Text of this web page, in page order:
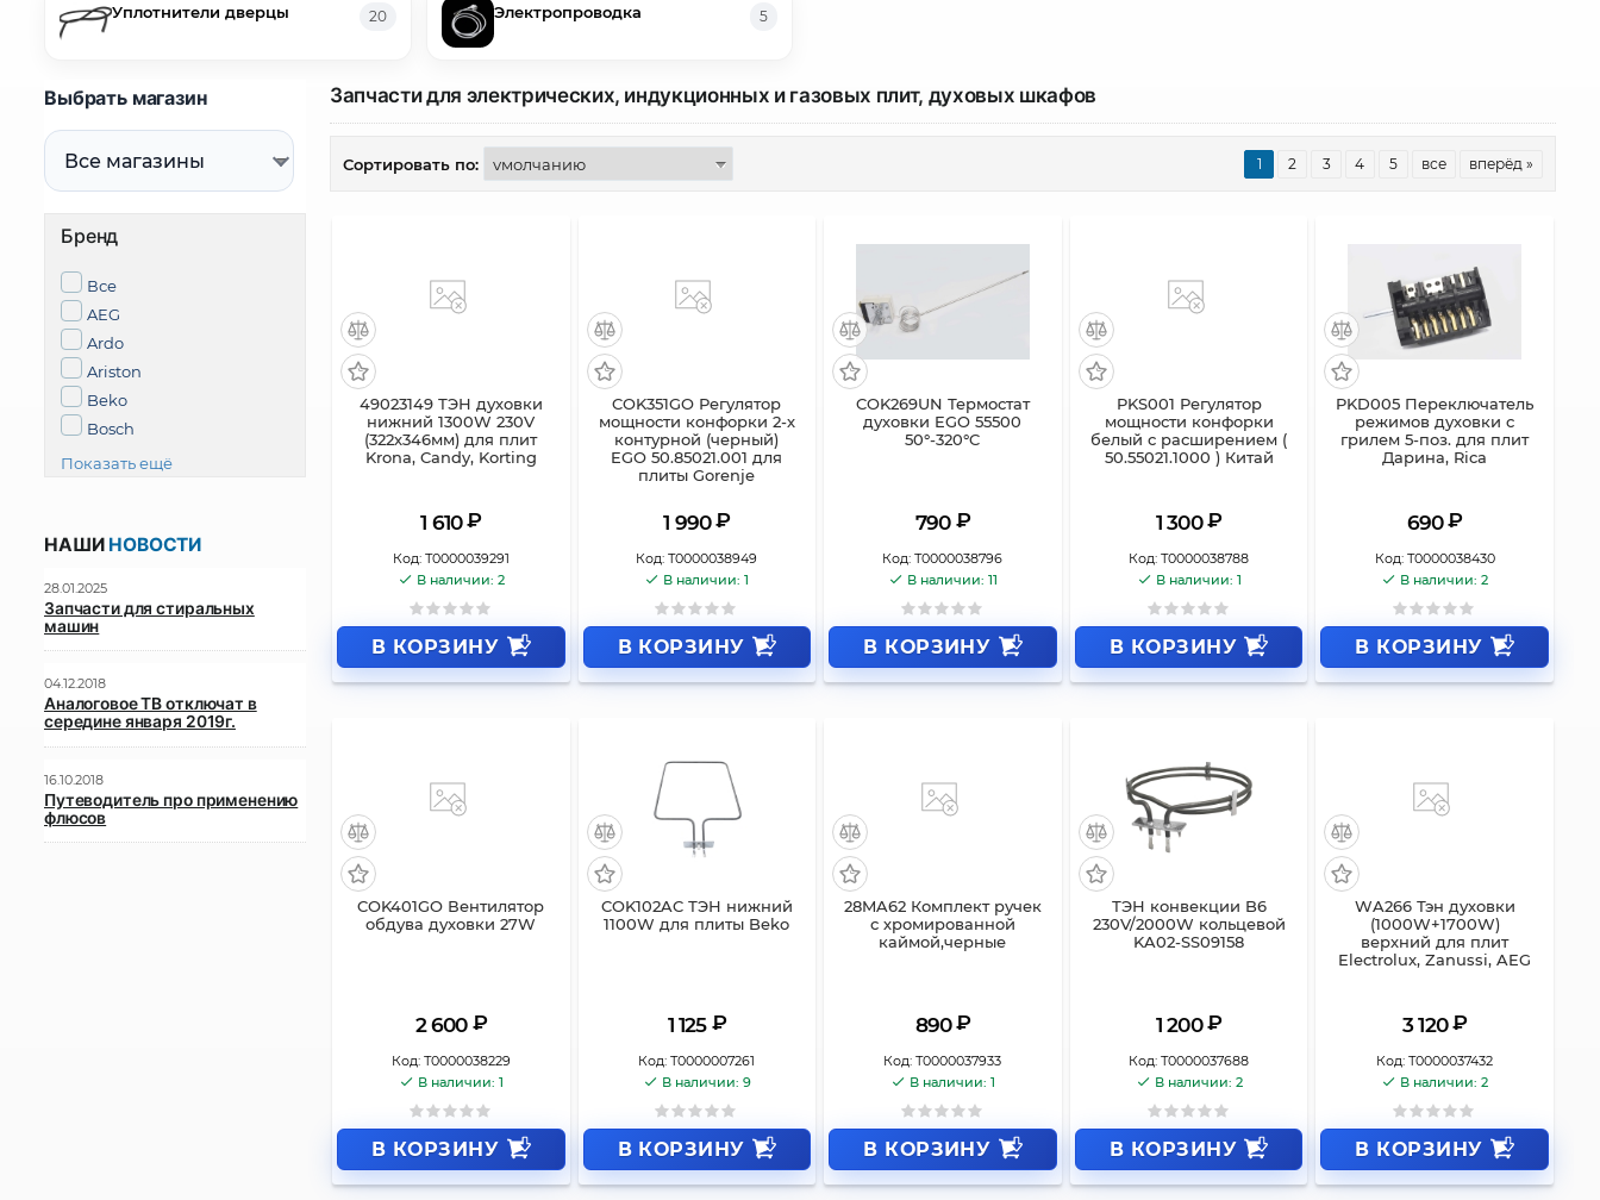
Уплотнители дверцы 20 Электропроводка 5
Выбрать магазин
Бренд
Все
AEG
Ardo
Ariston
Beko
Bosch
Показать ещё
Запчасти для электрических, индукционных и газовых плит, духовых шкафов
Сортировать по: 1 2 3 4 5 все вперёд »
49023149 ТЭН духовки
нижний 1300W 230V
(322х346мм) для плит
Krona, Candy, Korting
1 610 ₽
Код: Т0000039291
В наличии: 2
В КОРЗИНУ
COK351GO Регулятор
мощности конфорки 2-х
контурной (черный)
EGO 50.85021.001 для
плиты Gorenje
1 990 ₽
Код: Т0000038949
В наличии: 1
В КОРЗИНУ
COK269UN Термостат
духовки EGO 55500
50°-320°C
790 ₽
Код: Т0000038796
В наличии: 11
В КОРЗИНУ
PKS001 Регулятор
мощности конфорки
белый с расширением (
50.55021.1000 ) Китай
1 300 ₽
Код: Т0000038788
В наличии: 1
В КОРЗИНУ
PKD005 Переключатель
режимов духовки с
грилем 5-поз. для плит
Дарина, Rica
690 ₽
Код: Т0000038430
В наличии: 2
В КОРЗИНУ
COK401GO Вентилятор
обдува духовки 27W
2 600 ₽
Код: Т0000038229
В наличии: 1
В КОРЗИНУ
COK102AC ТЭН нижний
1100W для плиты Beko
1 125 ₽
Код: Т0000007261
В наличии: 9
В КОРЗИНУ
28MA62 Комплект ручек
с хромированной
каймой,черные
890 ₽
Код: Т0000037933
В наличии: 1
В КОРЗИНУ
ТЭН конвекции B6
230V/2000W кольцевой
KA02-SS09158
1 200 ₽
Код: Т0000037688
В наличии: 2
В КОРЗИНУ
WA266 Тэн духовки
(1000W+1700W)
верхний для плит
Electrolux, Zanussi, AEG
3 120 ₽
Код: Т0000037432
В наличии: 2
В КОРЗИНУ
НАШИ НОВОСТИ
28.01.2025
Запчасти для стиральных
машин
04.12.2018
Аналоговое ТВ отключат в
середине января 2019г.
16.10.2018
Путеводитель про применению
флюсов